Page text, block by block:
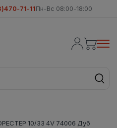
71-11Пн-Вс 08:00-18:00
10/33 4V 74006 Дуб